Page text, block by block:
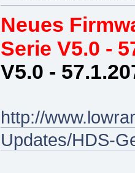
Neues
Serie V5.0 -
V5.0 -
http://
Updates/HDS-